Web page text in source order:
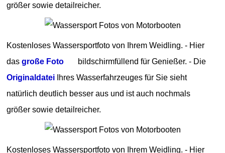
größer sowie detailreicher.
Kostenloses Wassersportfoto von Ihrem Weidling. - Hier
dasgroße Foto
bildschirmfüllend für Genießer. - Die
Originaldatei Ihres Wasserfahrzeuges für Sie sieht
natürlich deutlich besser aus und ist auch nochmals
größer sowie detailreicher.
Kostenloses Wassersportfoto von Ihrem Weidling. - Hier